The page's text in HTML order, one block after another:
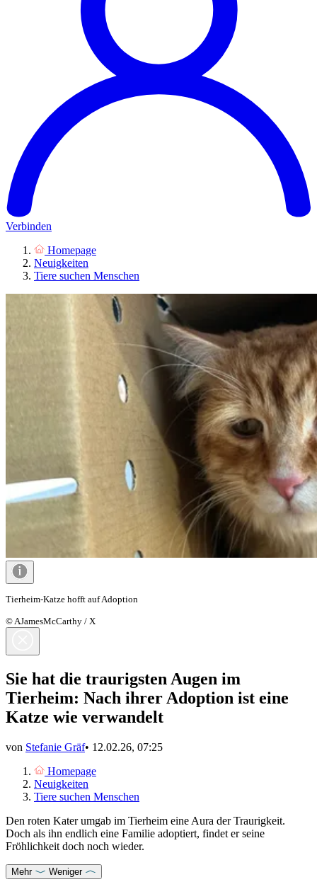
Verbinden
Homepage
Neuigkeiten
Tiere suchen Menschen
Tierheim-Katze hofft auf Adoption
© AJamesMcCarthy / X
Sie hat die traurigsten Augen im
Tierheim: Nach ihrer Adoption ist eine
Katze wie verwandelt
von Stefanie Gräf• 12.02.26, 07:25
Homepage
Neuigkeiten
Tiere suchen Menschen
Den roten Kater umgab im Tierheim eine Aura der Traurigkeit.
Doch als ihn endlich eine Familie adoptiert, findet er seine
Fröhlichkeit doch noch wieder.
Mehr Weniger